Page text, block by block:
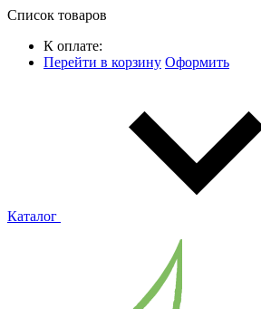
Список товаров
К оплате:
Перейти в корзину Оформить
Каталог